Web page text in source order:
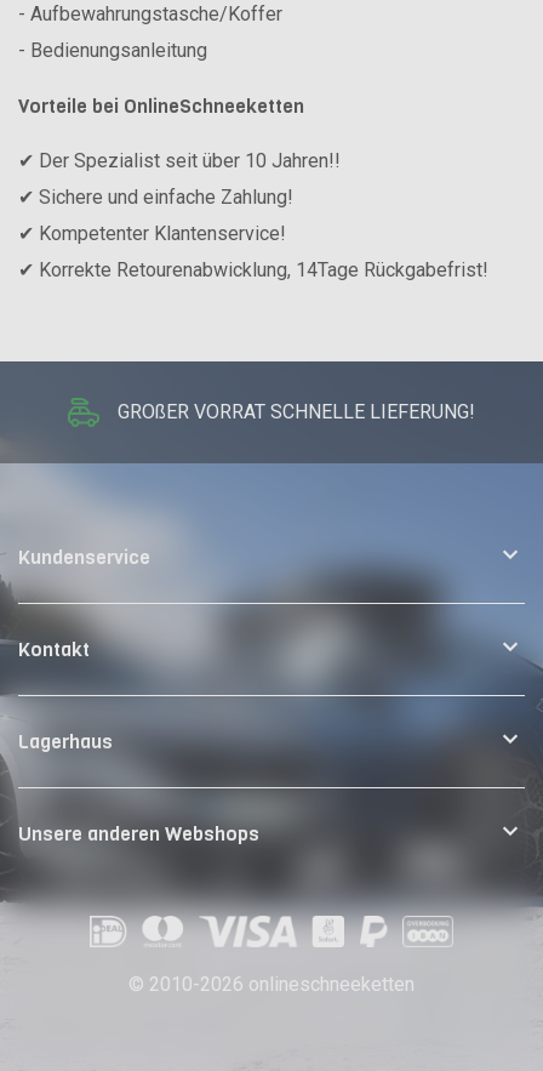
- Aufbewahrungstasche/Koffer
- Bedienungsanleitung
Vorteile bei OnlineSchneeketten
✔ Der Spezialist seit über 10 Jahren!!
✔ Sichere und einfache Zahlung!
✔ Kompetenter Klantenservice!
✔ Korrekte Retourenabwicklung, 14Tage Rückgabefrist!
GROßER VORRAT SCHNELLE LIEFERUNG!
Kundenservice
Kontakt
Lagerhaus
Unsere anderen Webshops
© 2010-2026 onlineschneeketten